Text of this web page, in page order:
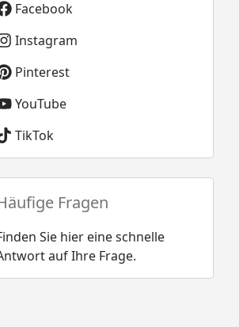
Facebook
Instagram
Pinterest
YouTube
TikTok
Fragen
Sie hier eine schnelle
auf Ihre Frage.